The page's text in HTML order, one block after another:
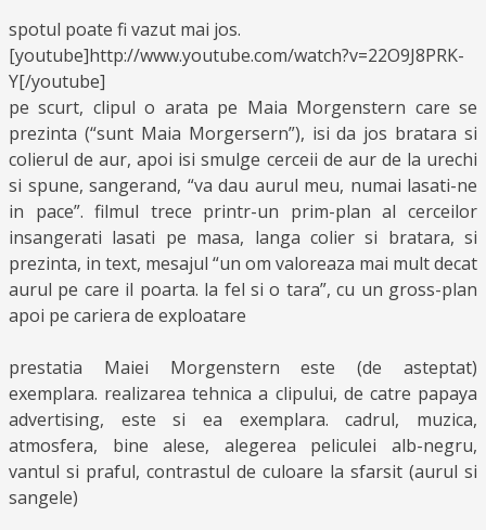
spotul poate fi vazut mai jos.
[youtube]http://www.youtube.com/watch?v=22O9J8PRK-
Y[/youtube]
pe scurt, clipul o arata pe Maia Morgenstern care se
prezinta (“sunt Maia Morgersern”), isi da jos bratara si
colierul de aur, apoi isi smulge cerceii de aur de la urechi
si spune, sangerand, “va dau aurul meu, numai lasati-ne
in pace”. filmul trece printr-un prim-plan al cerceilor
insangerati lasati pe masa, langa colier si bratara, si
prezinta, in text, mesajul “un om valoreaza mai mult decat
aurul pe care il poarta. la fel si o tara”, cu un gross-plan
apoi pe cariera de exploatare
prestatia Maiei Morgenstern este (de asteptat)
exemplara. realizarea tehnica a clipului, de catre papaya
advertising, este si ea exemplara. cadrul, muzica,
atmosfera, bine alese, alegerea peliculei alb-negru,
vantul si praful, contrastul de culoare la sfarsit (aurul si
sangele)